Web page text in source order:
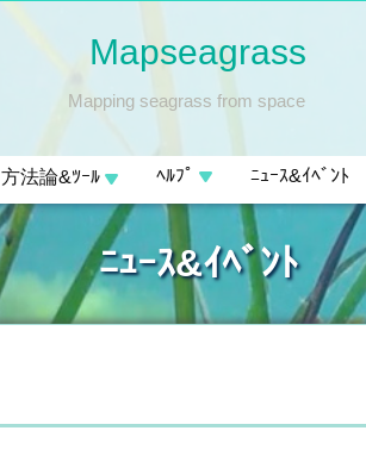
Mapseagrass
Mapping seagrass from space
方法論&ﾂｰﾙ ﾍﾙﾌﾟ ﾆｭｰｽ&ｲﾍﾞﾝﾄ
ﾆｭｰｽ&ｲﾍﾞﾝﾄ